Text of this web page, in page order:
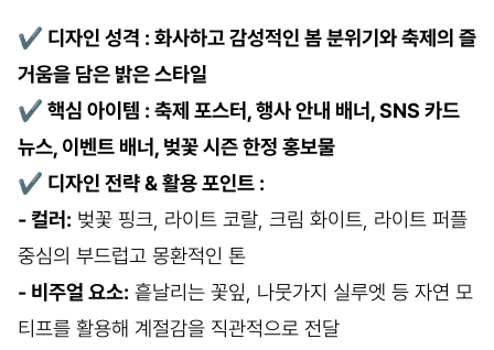
✔ 디자인 성격 : 화사하고 감성적인 봄 분위기와 축제의 즐
거움을 담은 밝은 스타일
✔ 핵심 아이템 : 축제 포스터, 행사 안내 배너, SNS 카드
뉴스, 이벤트 배너, 벚꽃 시즌 한정 홍보물
✔ 디자인 전략 & 활용 포인트 :
- 컬러: 벚꽃 핑크, 라이트 코랄, 크림 화이트, 라이트 퍼플
중심의 부드럽고 몽환적인 톤
- 비주얼 요소: 흩날리는 꽃잎, 나뭇가지 실루엣 등 자연 모
티프를 활용해 계절감을 직관적으로 전달